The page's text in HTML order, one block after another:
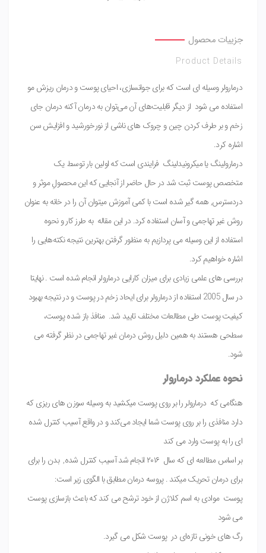
جزییات محصول
Product Details
درمارولر وسیله ای است که برای جوانسازی، احیای پوست و درمان ریزش مو
استفاده می شود از دیگر قابلیت‌های آن می‌توان به درمان آکنه درمان جای
زخم و بر طرف کردن چین و چروک های ناشی از نورخورشید و افزایش سن
اشاره کرد.
درمارولینگ یا میکرونیدلینگ فرایندی است که اولین بار توسط یک
متخصص پوست ثبت شد در حال حاضر از آنجایی که این محصولِ موثر و
دردسترس, همه گیر شده است با کمی آموزش میتوان آن را در خانه به عنوان
روش غیر تهاجمی و آسان استفاده کرد. در این مقاله به طرز کار و نحوه
استفاده از این وسیله می پردازیم به منظور گرفتن بهترین نتیجه نکته‌هایی را
اشاره خواهیم کرد.
بررسی های علمی زیادی برای میزان کارایی درمارولر انجام شده است . نهایتا
در سال 2005 استفاده از درمارولر برای ایحاد زخم در پوست و در نتیجه بهبود
کیفیت پوست طی مطالعات مختلف تایید شد. منافذ باز شده پوست،
سطحی هستند به همین دلیل روش درمان غیر تهاجمی در نظر گرفته می
شود.
نحوه عملکرد درمارولر
هنگامی که درمارولر را بر روی پوست میکشید به وسیله سوزن های ریزی که
دارد منافذی را بر روی پوست شما ایجاد می‌کند و در واقع آسیب کنترل شده
ای را به پوست وارد می کند
بر اساس مطالعه ای که سال ۲۰۱۶ انجام شد آسیب کنترل شده, بدن را برای
برای درمان تحریک میکند . پروسه درمان مطابق با الگوی زیر است:
پوست موادی به اسم کلاژن از خود ترشح می کند که باعث بازسازی پوست
می شود
رگ های خونی تازه‌ای در پوست شکل می گیرد.